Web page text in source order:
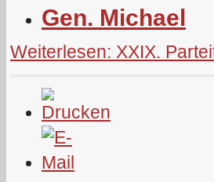
Gen. Michael
Weiterlesen: XXIX.